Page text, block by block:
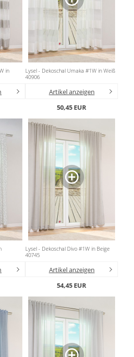
in
Lysel - Dekoschal Umaka #1W in Weiß
40906
Artikel anzeigen
50,45 EUR
Lysel - Dekoschal Divo #1W in Beige
40745
Artikel anzeigen
54,45 EUR